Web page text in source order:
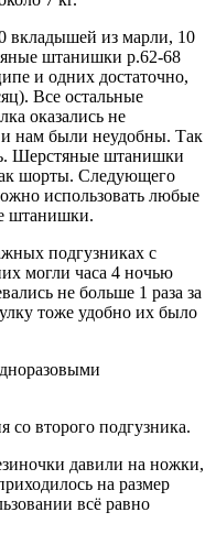
вкладышей из марли, 10
штанишки р.62-68
и одних достаточно,
Все остальные
оказались не
нам были неудобны. Так
Шерстяные штанишки
шорты. Следующего
использовать любые
штанишки.
подгузниках с
могли часа 4 ночью
не больше 1 раза за
тоже удобно их было
со второго подгузника.
давили на ножки,
на размер
всё равно